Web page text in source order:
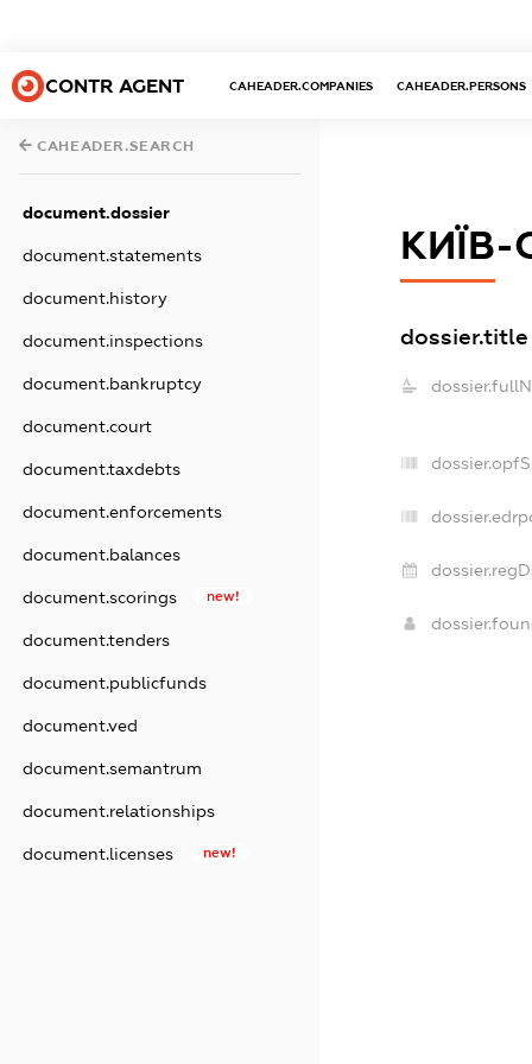
CONTR AGENT CAHEADER.COMPANIES CAHEADER.PERSONS
CAHEADER.SEARCH
document.dossier
document.statements
document.history
document.inspections
document.bankruptcy
document.court
document.taxdebts
document.enforcements
document.balances
document.scorings new!
document.tenders
document.publicfunds
document.ved
document.semantrum
document.relationships
document.licenses new!
КИЇВ-
dossier.title